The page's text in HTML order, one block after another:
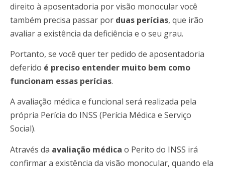
direito à aposentadoria por visão monocular você
também precisa passar por duas perícias, que irão
avaliar a existência da deficiência e o seu grau.
Portanto, se você quer ter pedido de aposentadoria
deferido é preciso entender muito bem como
funcionam essas perícias.
A avaliação médica e funcional será realizada pela
própria Perícia do INSS (Perícia Médica e Serviço
Social).
Através da avaliação médica o Perito do INSS irá
confirmar a existência da visão monocular, quando ela